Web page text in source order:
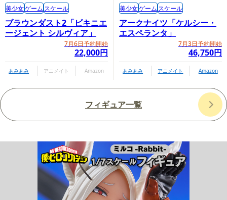
ブラウンダスト2「ビキニエ
ージェント シルヴィア」
7月6日予約開始
22,000円
美少女ゲーム スケール
あみあみ アニメイト Amazon
アークナイツ「ケルシー・
エスペランタ」
7月3日予約開始
46,750円
美少女ゲーム スケール
あみあみ アニメイト Amazon
フィギュア一覧